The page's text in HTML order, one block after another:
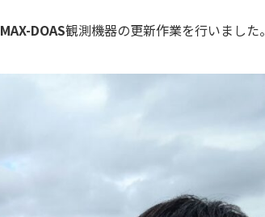
MAX-DOAS観測機器の更新作業を行いました。